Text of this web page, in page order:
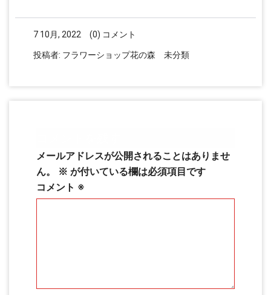
7 10月, 2022 (0) コメント
投稿者: フラワーショップ花の森 未分類
メールアドレスが公開されることはありませ
ん。
※ が付いている欄は必須項目です
コメント ※